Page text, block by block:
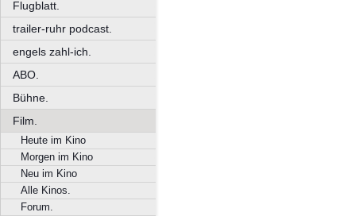
Flugblatt.
trailer-ruhr podcast.
engels zahl-ich.
ABO.
Bühne.
Film.
Heute im Kino
Morgen im Kino
Neu im Kino
Alle Kinos.
Forum.